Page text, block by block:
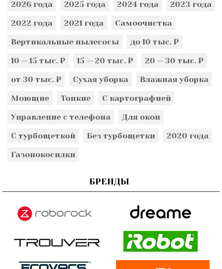
2026 года 2025 года 2024 года
2023 года
2022 года
2021 года
Самоочистка
Вертикальные пылесосы
до 10 тыс. ₽
10 — 15 тыс. ₽
15 — 20 тыс. ₽
20 — 30 тыс. ₽
от 30 тыс. ₽
Сухая уборка
Влажная уборка
Моющие
Тонкие
С картографией
Управление с телефона
Для окон
С турбощеткой
Без турбощетки
2020 года
Газонокосилки
БРЕНДЫ